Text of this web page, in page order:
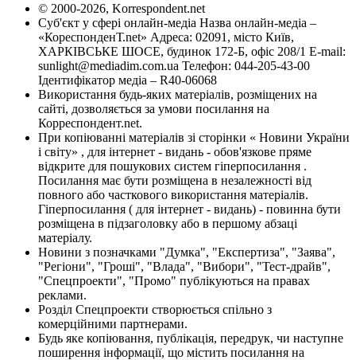
© 2000-2026, Korrespondent.net
Суб'єкт у сфері онлайн-медіа Назва онлайн-медіа –
«КореспонденТ.net» Адреса: 02091, місто Київ,
ХАРКІВСЬКЕ ШОСЕ, будинок 172-Б, офіс 208/1 E-mail:
sunlight@mediadim.com.ua Телефон: 044-205-43-00
Ідентифікатор медіа – R40-06068
Використання будь-яких матеріалів, розміщених на
сайті, дозволяється за умови посилання на
Корреспондент.net.
При копіюванні матеріалів зі сторінки « Новини України
і світу» , для інтернет - видань - обов'язкове пряме
відкрите для пошукових систем гіперпосилання .
Посилання має бути розміщена в незалежності від
повного або часткового використання матеріалів.
Гіперпосилання ( для інтернет - видань) - повинна бути
розміщена в підзаголовку або в першому абзаці
матеріалу.
Новини з позначками "Думка", "Експертиза", "Заява",
"Регіони", "Гроші", "Влада", "Вибори", "Тест-драйв",
"Спецпроекти", "Промо" публікуються на правах
реклами.
Розділ Спецпроекти створюється спільно з
комерційними партнерами.
Будь яке копіювання, публікація, передрук, чи наступне
поширення інформації, що містить посилання на